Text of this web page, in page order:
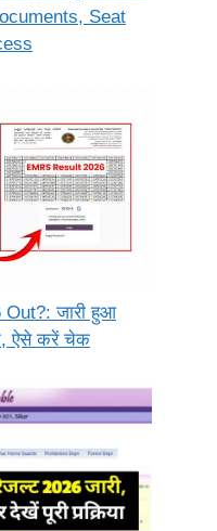
Seat
जारी हुआ
ऐसे करें चेक